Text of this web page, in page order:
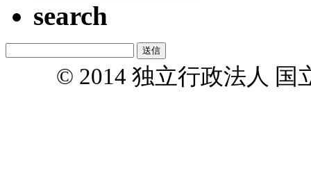
search
© 2014 独立行政法人 国